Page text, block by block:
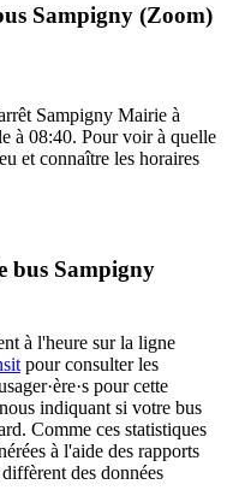
Sampigny (Zoom)
Sampigny Mairie à
à 08:40. Pour voir à quelle
et connaître les horaires
bus Sampigny
à l'heure sur la ligne
pour consulter les
pour cette
indiquant si votre bus
Comme ces statistiques
à l'aide des rapports
des données